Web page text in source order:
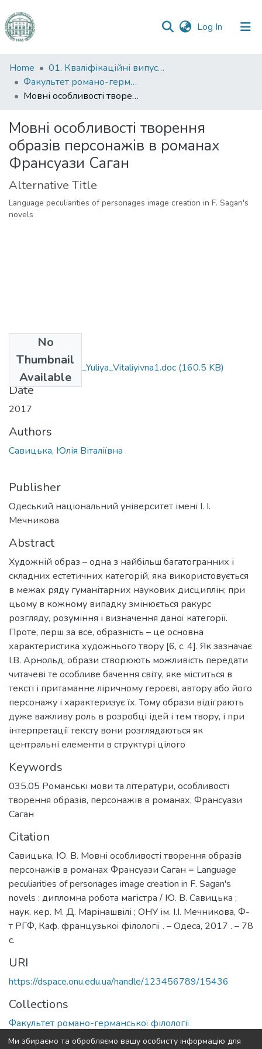
Log In (current)
Communities
&
Collections
Statistics
Home
01. Кваліфікаційні випускні роботи здобувачів вищої освіти
Факультет романо-германської філології
Мовні особливості творення образів персонажів в романах Франсуази Саган
Мовні особливості творення
образів персонажів в романах
Франсуази Саган
Alternative Title
Language peculiarities of personages image creation in F. Sagan's
novels
No
Thumbnail
Available
035.05_Savytska_Yuliya_Vitaliyivna1.doc (160.5 KB)
Date
2017
Authors
Савицька, Юлія Віталіївна
Publisher
Одеський національний університет імені І. І.
Мечникова
Abstract
Художній образ – одна з найбільш багатогранних і
складних естетичних категорій, яка використовується
в межах ряду гуманітарних наукових дисциплін; при
цьому в кожному випадку змінюється ракурс
розгляду, розуміння і визначення даної категорії.
Проте, перш за все, образність – це основна
характеристика художнього твору [6, с. 4]. Як зазначає
І.В. Арнольд, образи створюють можливість передати
читачеві те особливе бачення світу, яке міститься в
тексті і притаманне ліричному героєві, автору або його
персонажу і характеризує їх. Тому образи відіграють
дуже важливу роль в розробці ідей і тем твору, і при
інтерпретації тексту вони розглядаються як
центральні елементи в структурі цілого
Keywords
035.05 Романські мови та літератури, особливості
творення образів, персонажів в романах, Франсуази
Саган
Citation
Савицька, Ю. В. Мовні особливості творення образів
персонажів в романах Франсуази Саган = Language
peculiarities of personages image creation in F. Sagan's
novels : дипломна робота магістра / Ю. В. Савицька ;
наук. кер. М. Д. Марінашвілі ; ОНУ ім. І.І. Мечникова, Ф-
т РГФ, Каф. французької філології . – Одеса, 2017 . – 78
с.
URI
https://dspace.onu.edu.ua/handle/123456789/15436
Collections
Факультет романо-германської філології
Ми збираємо та обробляємо вашу особисту інформацію для